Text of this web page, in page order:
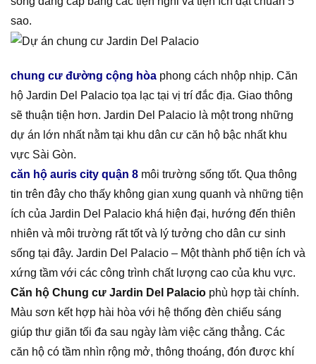
sao.
chung cư đường cộng hòa phong cách nhộp nhịp. Căn
hộ Jardin Del Palacio tọa lạc tại vị trí đắc địa. Giao thông
sẽ thuận tiện hơn. Jardin Del Palacio là một trong những
dự án lớn nhất nằm tại khu dân cư căn hộ bậc nhất khu
vực Sài Gòn.
căn hộ auris city quận 8 môi trường sống tốt. Qua thông
tin trên đây cho thấy không gian xung quanh và những tiện
ích của Jardin Del Palacio khá hiện đại, hướng đến thiên
nhiên và môi trường rất tốt và lý tưởng cho dân cư sinh
sống tại đây. Jardin Del Palacio – Một thành phố tiện ích và
xứng tầm với các công trình chất lượng cao của khu vực.
Căn hộ Chung cư Jardin Del Palacio phù hợp tài chính.
Màu sơn kết hợp hài hòa với hệ thống đèn chiếu sáng
giúp thư giãn tối đa sau ngày làm việc căng thẳng. Các
căn hộ có tầm nhìn rộng mở, thông thoáng, đón được khí